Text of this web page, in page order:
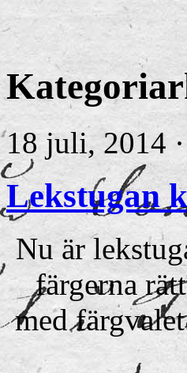
18 juli, 2014
Lekstugan
Nu är
färgerna
med